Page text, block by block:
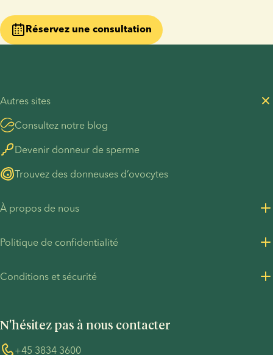
Réservez une consultation
N'hésitez pas à nous contacter
+45 3834 3600
Autres sites
Consultez notre blog
Devenir donneur de sperme
Trouvez des donneuses d’ovocytes
À propos de nous
Contact presse
Politique de confidentialité
Conditions et sécurité
Précautions COVID-19
Whistleblower